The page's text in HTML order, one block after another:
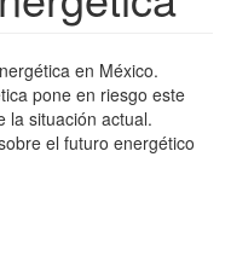
en México.
pone en riesgo este
la situación actual.
el futuro energético